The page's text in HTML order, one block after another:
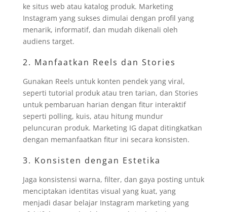
ke situs web atau katalog produk. Marketing
Instagram yang sukses dimulai dengan profil yang
menarik, informatif, dan mudah dikenali oleh
audiens target.
2. Manfaatkan Reels dan Stories
Gunakan Reels untuk konten pendek yang viral,
seperti tutorial produk atau tren tarian, dan Stories
untuk pembaruan harian dengan fitur interaktif
seperti polling, kuis, atau hitung mundur
peluncuran produk. Marketing IG dapat ditingkatkan
dengan memanfaatkan fitur ini secara konsisten.
3. Konsisten dengan Estetika
Jaga konsistensi warna, filter, dan gaya posting untuk
menciptakan identitas visual yang kuat, yang
menjadi dasar belajar Instagram marketing yang